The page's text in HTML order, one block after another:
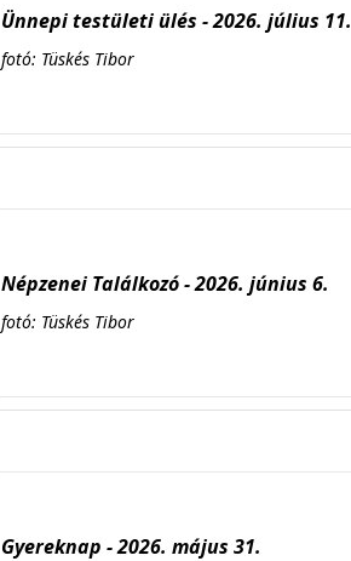
Ünnepi testületi ülés - 2026. július 11.
fotó: Tüskés Tibor
Népzenei Találkozó - 2026. június 6.
fotó: Tüskés Tibor
Gyereknap - 2026. május 31.